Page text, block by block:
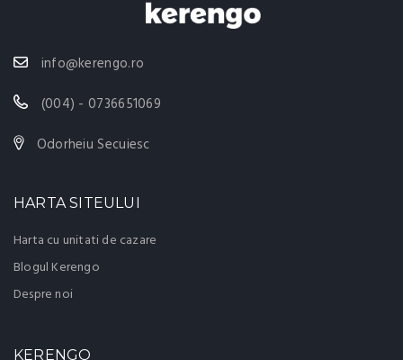
info@kerengo.ro
(004) - 0736651069
Odorheiu Secuiesc
HARTA SITEULUI
Harta cu unitati de cazare
Blogul Kerengo
Despre noi
KERENGO